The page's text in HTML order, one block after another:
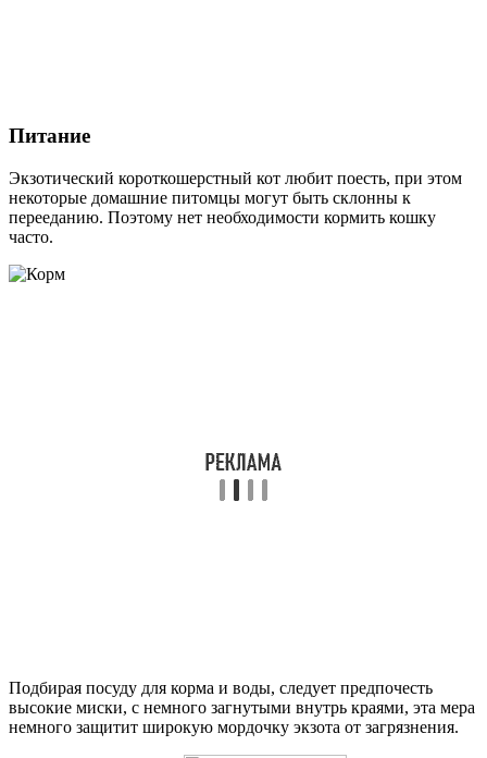
Питание
Экзотический короткошерстный кот любит поесть, при этом
некоторые домашние питомцы могут быть склонны к
перееданию. Поэтому нет необходимости кормить кошку
часто.
Подбирая посуду для корма и воды, следует предпочесть
высокие миски, с немного загнутыми внутрь краями, эта мера
немного защитит широкую мордочку экзота от загрязнения.